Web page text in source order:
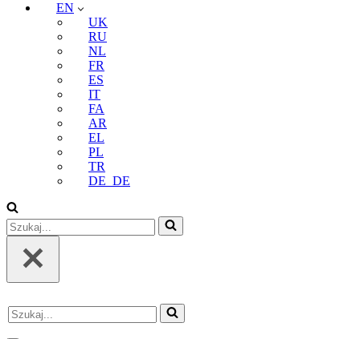
EN
UK
RU
NL
FR
ES
IT
FA
AR
EL
PL
TR
DE_DE
Szukaj...
Szukaj...